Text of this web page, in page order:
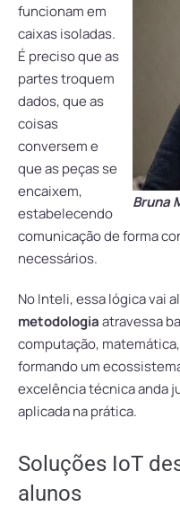
Bruna
funcionam em
caixas isoladas.
É preciso que as
partes troquem
dados, que as
coisas
conversem e
que as peças se
encaixem,
estabelecendo
comunicação de forma
necessários.
No Inteli, essa lógica vai
metodologiaatravessa
computação,
formando um
excelência técnica anda
aplicada na prática.
Soluções IoT
alunos